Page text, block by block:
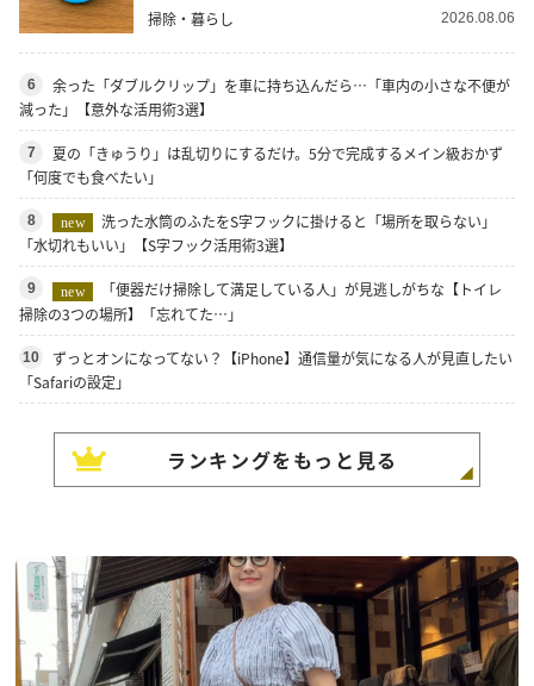
掃除・暮らし 2026.08.06
6
余った「ダブルクリップ」を車に持ち込んだら…「車内の小さな不便が
減った」【意外な活用術3選】
7
夏の「きゅうり」は乱切りにするだけ。5分で完成するメイン級おかず
「何度でも食べたい」
8 new
洗った水筒のふたをS字フックに掛けると「場所を取らない」
「水切れもいい」【S字フック活用術3選】
9 new
「便器だけ掃除して満足している人」が見逃しがちな【トイレ
掃除の3つの場所】「忘れてた…」
10
ずっとオンになってない？【iPhone】通信量が気になる人が見直したい
「Safariの設定」
ランキングをもっと見る